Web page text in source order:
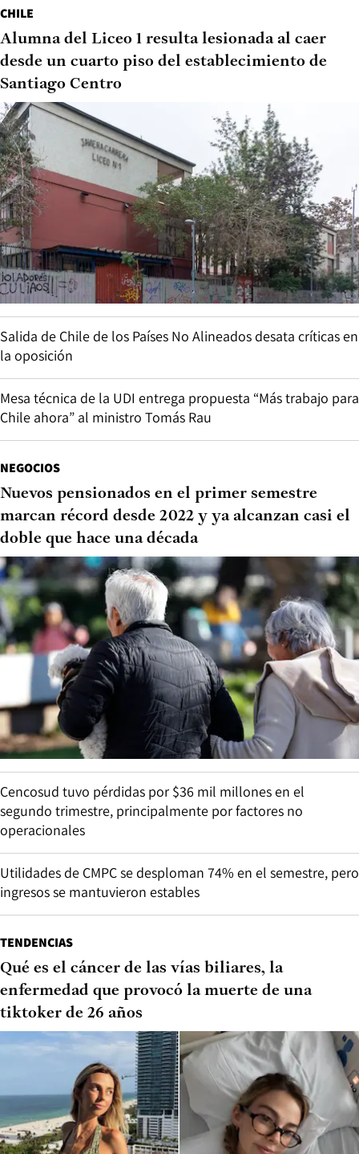
CHILE
Alumna del Liceo 1 resulta lesionada al caer
desde un cuarto piso del establecimiento de
Santiago Centro
Salida de Chile de los Países No Alineados desata críticas en
la oposición
Mesa técnica de la UDI entrega propuesta “Más trabajo para
Chile ahora” al ministro Tomás Rau
NEGOCIOS
Nuevos pensionados en el primer semestre
marcan récord desde 2022 y ya alcanzan casi el
doble que hace una década
Cencosud tuvo pérdidas por $36 mil millones en el
segundo trimestre, principalmente por factores no
operacionales
Utilidades de CMPC se desploman 74% en el semestre, pero
ingresos se mantuvieron estables
TENDENCIAS
Qué es el cáncer de las vías biliares, la
enfermedad que provocó la muerte de una
tiktoker de 26 años